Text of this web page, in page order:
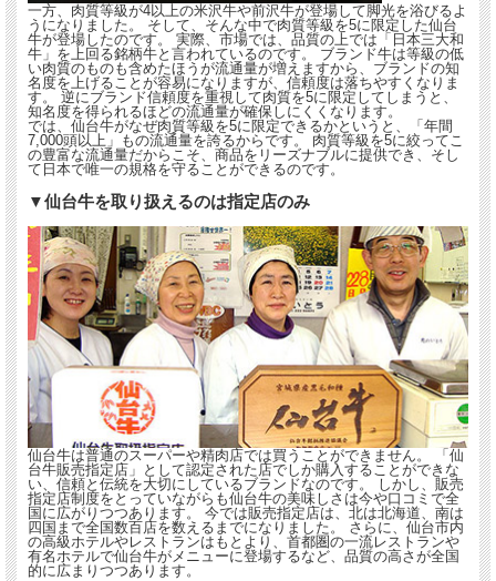
一方、肉質等級が4以上の米沢牛や前沢牛が登場して脚光を浴びるよ
うになりました。 そして、そんな中で肉質等級を5に限定した仙台
牛が登場したのです。 実際、市場では、品質の上では「日本三大和
牛」を上回る銘柄牛と言われているのです。 ブランド牛は等級の低
い肉質のものも含めたほうが流通量が増えますから、ブランドの知
名度を上げることが容易になりますが、信頼度は落ちやすくなりま
す。 逆にブランド信頼度を重視して肉質を5に限定してしまうと、
知名度を得られるほどの流通量が確保しにくくなります。
では、仙台牛がなぜ肉質等級を5に限定できるかというと、「年間
7,000頭以上」もの流通量を誇るからです。 肉質等級を5に絞ってこ
の豊富な流通量だからこそ、商品をリーズナブルに提供でき、そし
て日本で唯一の規格を守ることができるのです。
▼仙台牛を取り扱えるのは指定店のみ
仙台牛は普通のスーパーや精肉店では買うことができません。 「仙
台牛販売指定店」として認定された店でしか購入することができな
い、信頼と伝統を大切にしているブランドなのです。 しかし、販売
指定店制度をとっていながらも仙台牛の美味しさは今や口コミで全
国に広がりつつあります。 今では販売指定店は、北は北海道、南は
四国まで全国数百店を数えるまでになりました。 さらに、仙台市内
の高級ホテルやレストランはもとより、首都圏の一流レストランや
有名ホテルで仙台牛がメニューに登場するなど、品質の高さが全国
的に広まりつつあります。